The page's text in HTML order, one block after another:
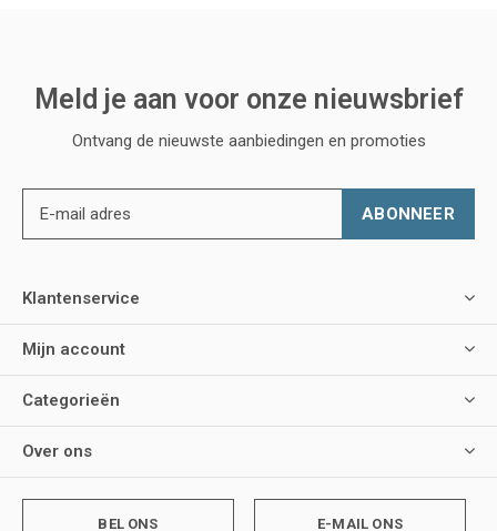
Meld je aan voor onze nieuwsbrief
Ontvang de nieuwste aanbiedingen en promoties
ABONNEER
Klantenservice
Mijn account
Categorieën
Over ons
BEL ONS E-MAIL ONS